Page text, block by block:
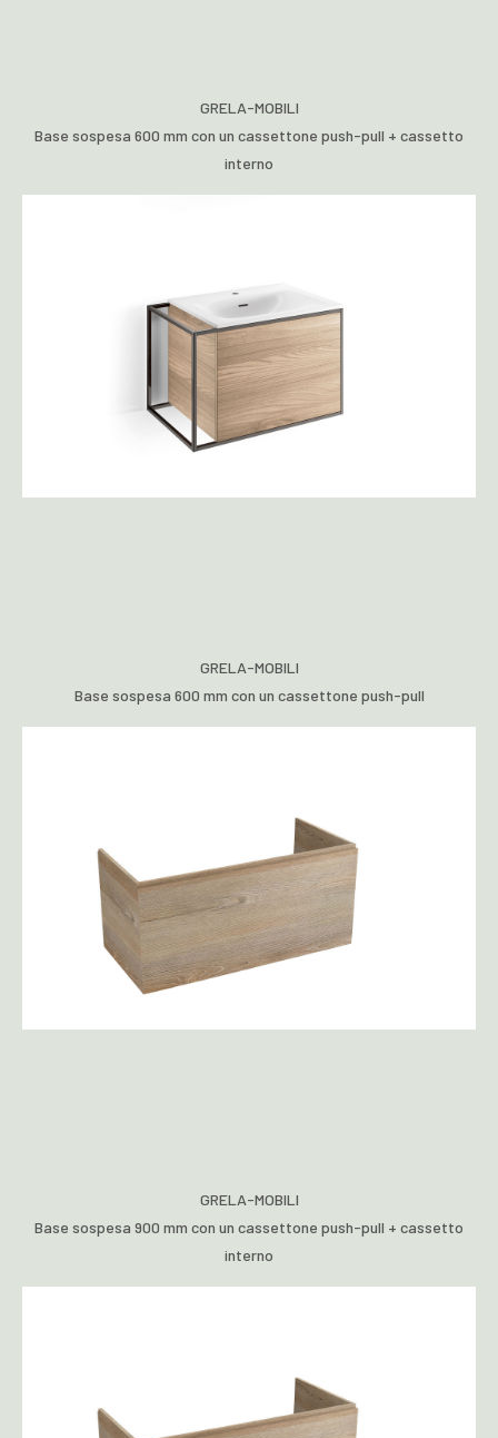
GRELA-MOBILI
Base sospesa 600 mm con un cassettone push-pull + cassetto
interno
GRELA-MOBILI
Base sospesa 600 mm con un cassettone push-pull
GRELA-MOBILI
Base sospesa 900 mm con un cassettone push-pull + cassetto
interno